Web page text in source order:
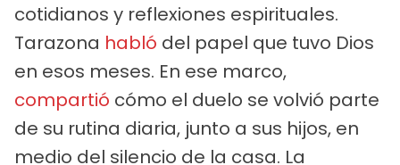
cotidianos y reflexiones espirituales.
Tarazona habló del papel que tuvo Dios
en esos meses. En ese marco,
compartió cómo el duelo se volvió parte
de su rutina diaria, junto a sus hijos, en
medio del silencio de la casa. La